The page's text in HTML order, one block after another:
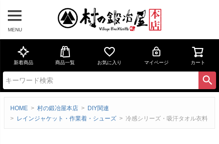
MENU
新着商品 商品一覧 お気に入り マイページ カート
HOME 村の鍛冶屋本店
DIY関連
レインジャケット・作業着・シューズ
冷感シリーズ・吸汗タオル衣料